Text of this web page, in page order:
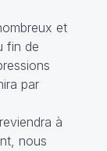
et
fin de
par
à
nous